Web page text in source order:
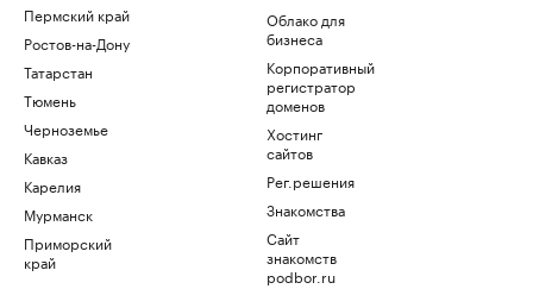
Пермский край
Ростов-на-Дону
Татарстан
Тюмень
Черноземье
Кавказ
Карелия
Мурманск
Приморский
край
Облако для
бизнеса
Корпоративный
регистратор
доменов
Хостинг
сайтов
Рег.решения
Знакомства
Сайт
знакомств
podbor.ru